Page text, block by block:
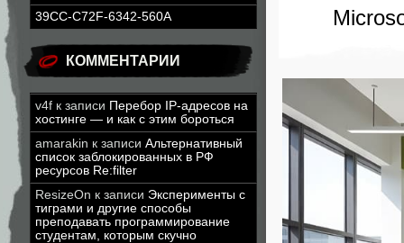
39CC-C72F-6342-560A
КОММЕНТАРИИ
v4f к записи Перебор IP-адресов на
хостинге — и как с этим бороться
amarakin к записи Альтернативный
список заблокированных в РФ
ресурсов Re:filter
ResizeOn к записи Эксперименты с
тиграми и другие способы
преподавать программирование
студентам, которым скучно